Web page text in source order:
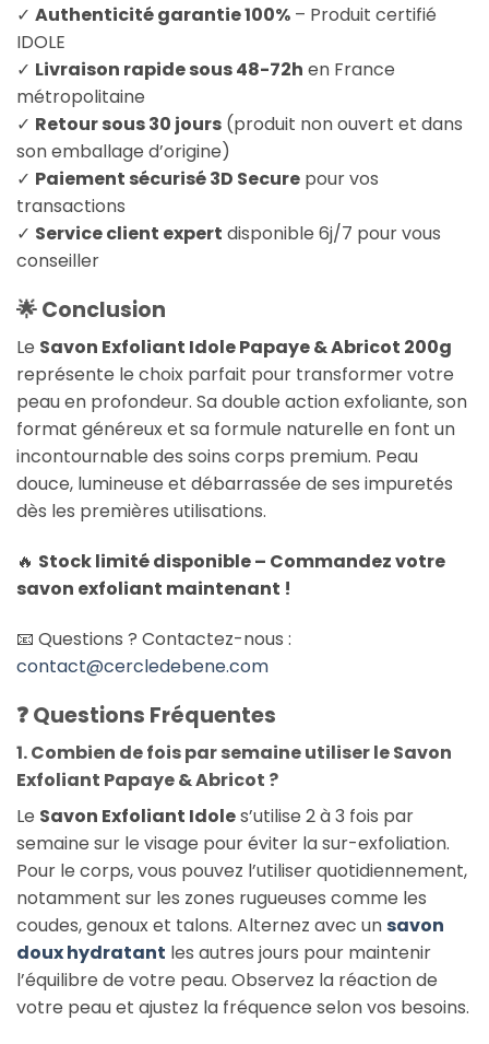
✓ Authenticité garantie 100% – Produit certifié
IDOLE
✓ Livraison rapide sous 48-72h en France
métropolitaine
✓ Retour sous 30 jours (produit non ouvert et dans
son emballage d’origine)
✓ Paiement sécurisé 3D Secure pour vos
transactions
✓ Service client expert disponible 6j/7 pour vous
conseiller
🌟 Conclusion
Le Savon Exfoliant Idole Papaye & Abricot 200g
représente le choix parfait pour transformer votre
peau en profondeur. Sa double action exfoliante, son
format généreux et sa formule naturelle en font un
incontournable des soins corps premium. Peau
douce, lumineuse et débarrassée de ses impuretés
dès les premières utilisations.
🔥 Stock limité disponible – Commandez votre
savon exfoliant maintenant !
📧 Questions ? Contactez-nous :
contact@cercledebene.com
❓ Questions Fréquentes
1. Combien de fois par semaine utiliser le Savon
Exfoliant Papaye & Abricot ?
Le Savon Exfoliant Idoles’utilise 2 à 3 fois par
semaine sur le visage pour éviter la sur-exfoliation.
Pour le corps, vous pouvez l’utiliser quotidiennement,
notamment sur les zones rugueuses comme les
coudes, genoux et talons. Alternez avec unsavon
doux hydratant les autres jours pour maintenir
l’équilibre de votre peau. Observez la réaction de
votre peau et ajustez la fréquence selon vos besoins.